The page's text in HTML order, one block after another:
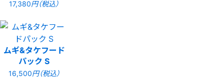
17,380円（税込）
ムギ&タケフード
パック S
16,500円（税込）